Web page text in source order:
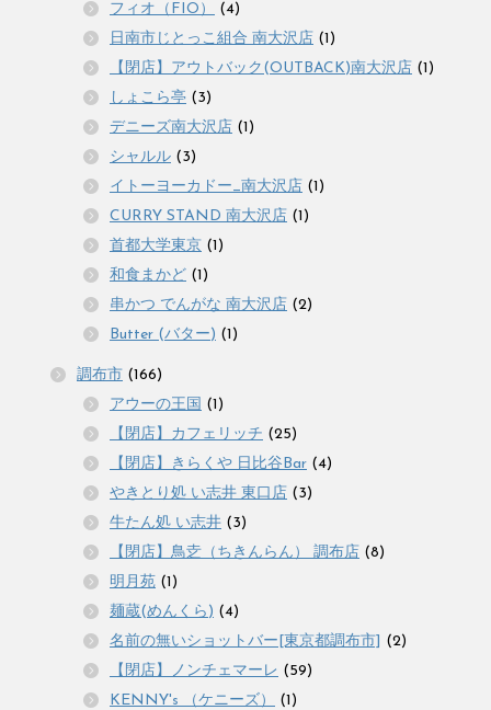
フィオ（FIO）
(4)
日南市じとっこ組合 南大沢店 (1)
【閉店】アウトバック(OUTBACK)南大沢店 (1)
しょこら亭 (3)
デニーズ南大沢店 (1)
シャルル (3)
イトーヨーカドー_南大沢店 (1)
CURRY STAND 南大沢店 (1)
首都大学東京 (1)
和食まかど (1)
串かつ でんがな 南大沢店 (2)
Butter (バター) (1)
調布市 (166)
アウーの王国 (1)
【閉店】カフェリッチ (25)
【閉店】きらくや 日比谷Bar (4)
やきとり処 い志井 東口店 (3)
牛たん処 い志井 (3)
【閉店】鳥赱（ちきんらん） 調布店 (8)
明月苑 (1)
麺蔵(めんくら) (4)
名前の無いショットバー[東京都調布市]
(2)
【閉店】ノンチェマーレ (59)
KENNY's （ケニーズ）
(1)